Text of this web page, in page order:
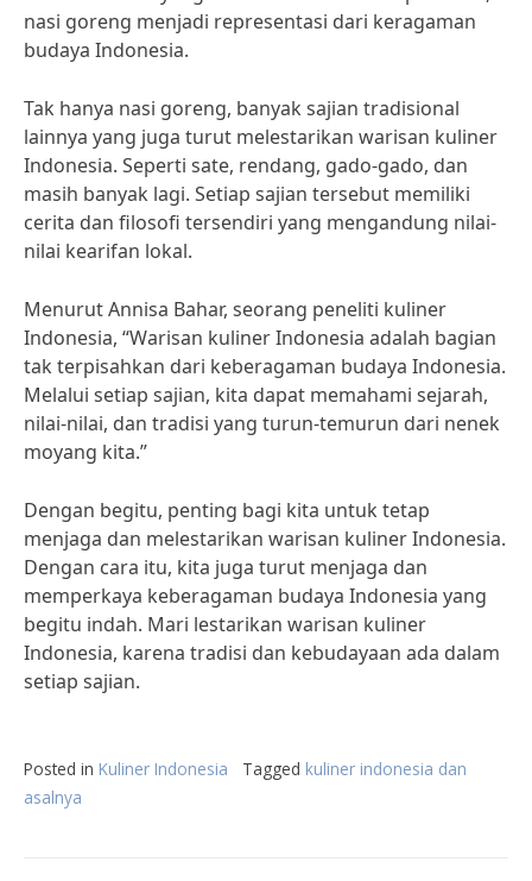
nasi goreng menjadi representasi dari keragaman
budaya Indonesia.
Tak hanya nasi goreng, banyak sajian tradisional
lainnya yang juga turut melestarikan warisan kuliner
Indonesia. Seperti sate, rendang, gado-gado, dan
masih banyak lagi. Setiap sajian tersebut memiliki
cerita dan filosofi tersendiri yang mengandung nilai-
nilai kearifan lokal.
Menurut Annisa Bahar, seorang peneliti kuliner
Indonesia, “Warisan kuliner Indonesia adalah bagian
tak terpisahkan dari keberagaman budaya Indonesia.
Melalui setiap sajian, kita dapat memahami sejarah,
nilai-nilai, dan tradisi yang turun-temurun dari nenek
moyang kita.”
Dengan begitu, penting bagi kita untuk tetap
menjaga dan melestarikan warisan kuliner Indonesia.
Dengan cara itu, kita juga turut menjaga dan
memperkaya keberagaman budaya Indonesia yang
begitu indah. Mari lestarikan warisan kuliner
Indonesia, karena tradisi dan kebudayaan ada dalam
setiap sajian.
Posted in Kuliner Indonesia Tagged kuliner indonesia dan
asalnya